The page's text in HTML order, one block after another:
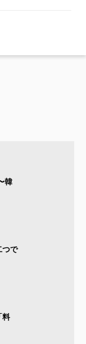
韓
つで
料